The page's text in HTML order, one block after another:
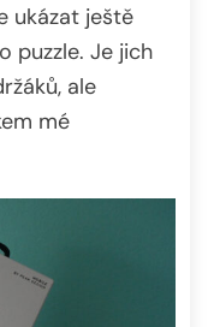
ukázat ještě
puzzle. Je jich
ale
mé